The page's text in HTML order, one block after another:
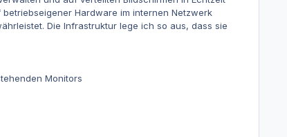
Hardware im internen Netzwerk
Die Infrastruktur lege ich so aus, dass sie
Monitors